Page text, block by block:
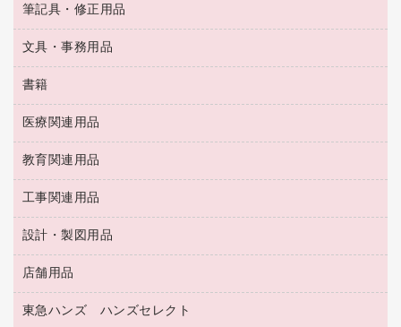
ティッシュペーパー
ダストボックス
タオル・アメニティ用品
スリッパ・サンダル・シューズ
スポーツ・レジャー用品
ゴミ袋
キッチン用品
食品添加物製品
ＯＡタップ／延長コード
その他電子文具
伝票
典礼用品
帳簿
額縁
各種用紙
ルーズリーフ
バインダーノート
名刺整理用品
板目表紙・綴込表紙
背幅が伸びるファイル
統一伝票用ファイル
収納保存用品
レターファイル
リングファイル
プレゼン用ファイル
フラットファイル
ファイルボックス
筆記具・修正用品
万年筆
消しゴム
修正液・修正ペン
修正テープ
鉛筆
マーキングペン（油性）
マーキングペン（水性）
ホワイトボード用マーカー
文具・事務用品
輪ゴム
両面テープ
名札
保管・整理用品
壁面／足元収納
備品／小物ケース
透明テープ 事務用
電話台
書籍
パソコンソフト
医療関連用品
保健用品
使い捨て手袋
感染症対策用品
介護用品
医療関連用品
教育関連用品
教育関連用品
工事関連用品
工事関連用品
設計・製図用品
設計・製図用品
店舗用品
店舗運営用品
東急ハンズ ハンズセレクト